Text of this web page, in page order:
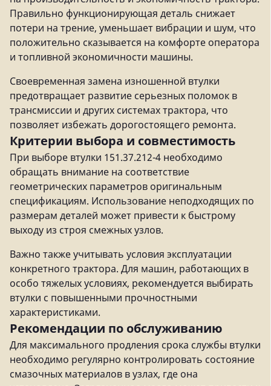
Правильно функционирующая деталь снижает
потери на трение, уменьшает вибрации и шум, что
положительно сказывается на комфорте оператора
и топливной экономичности машины.
Своевременная замена изношенной втулки
предотвращает развитие серьезных поломок в
трансмиссии и других системах трактора, что
позволяет избежать дорогостоящего ремонта.
Критерии выбора и совместимость
При выборе втулки 151.37.212-4 необходимо
обращать внимание на соответствие
геометрических параметров оригинальным
спецификациям. Использование неподходящих по
размерам деталей может привести к быстрому
выходу из строя смежных узлов.
Важно также учитывать условия эксплуатации
конкретного трактора. Для машин, работающих в
особо тяжелых условиях, рекомендуется выбирать
втулки с повышенными прочностными
характеристиками.
Рекомендации по обслуживанию
Для максимального продления срока службы втулки
необходимо регулярно контролировать состояние
смазочных материалов в узлах, где она